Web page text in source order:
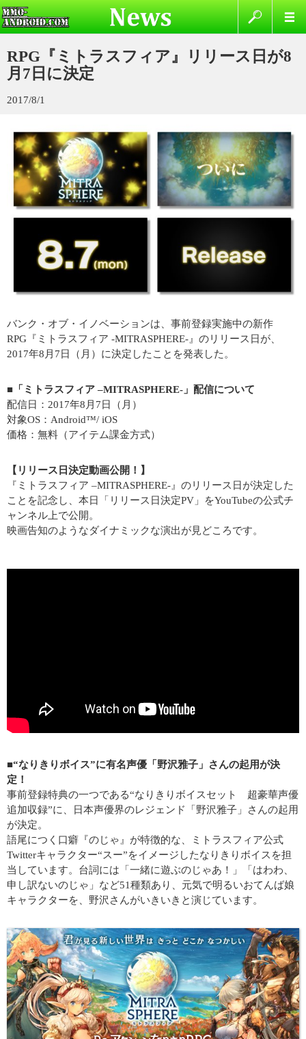
RPG『ミトラスフィア』リリース日が8
月7日に決定
2017/8/1
バンク・オブ・イノベーションは、事前登録実施中の新作
RPG『ミトラスフィア -MITRASPHERE-』のリリース日が、
2017年8月7日（月）に決定したことを発表した。
■「ミトラスフィア –MITRASPHERE-」配信について
配信日：2017年8月7日（月）
対象OS：Android™/ iOS
価格：無料（アイテム課金方式）
【リリース日決定動画公開！】
『ミトラスフィア –MITRASPHERE-』のリリース日が決定した
ことを記念し、本日「リリース日決定PV」をYouTubeの公式チ
ャンネル上で公開。
映画告知のようなダイナミックな演出が見どころです。
■“なりきりボイス”に有名声優「野沢雅子」さんの起用が決
定！
事前登録特典の一つである“なりきりボイスセット 超豪華声優
追加収録”に、日本声優界のレジェンド「野沢雅子」さんの起用
が決定。
語尾につく口癖『のじゃ』が特徴的な、ミトラスフィア公式
Twitterキャラクター“スー”をイメージしたなりきりボイスを担
当しています。台詞には「一緒に遊ぶのじゃあ！」「はわわ、
申し訳ないのじゃ」など51種類あり、元気で明るいおてんば娘
キャラクターを、野沢さんがいきいきと演じています。